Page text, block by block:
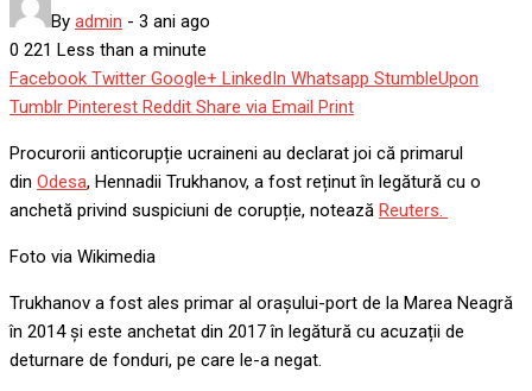
By admin - 3 ani ago
0 221 Less than a minute
Facebook Twitter Google+ LinkedIn Whatsapp StumbleUpon
Tumblr Pinterest Reddit Share via Email Print
Procurorii anticorupție ucraineni au declarat joi că primarul
din Odesa, Hennadii Trukhanov, a fost reținut în legătură cu o
anchetă privind suspiciuni de corupție, notează Reuters.
Foto via Wikimedia
Trukhanov a fost ales primar al orașului-port de la Marea Neagră
în 2014 și este anchetat din 2017 în legătură cu acuzații de
deturnare de fonduri, pe care le-a negat.